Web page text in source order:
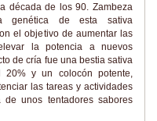
década de los 90. Zambeza
genética de esta sativa
el objetivo de aumentar las
la potencia a nuevos
de cría fue una bestia sativa
y un colocón potente,
las tareas y actividades
unos tentadores sabores